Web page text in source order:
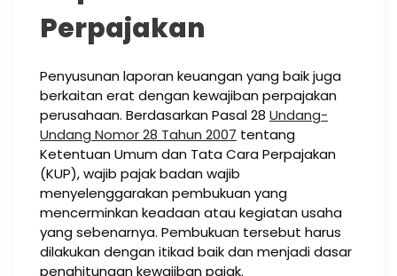
Perpajakan
Penyusunan laporan keuangan yang baik juga
berkaitan erat dengan kewajiban perpajakan
perusahaan. Berdasarkan Pasal 28 Undang-
Undang Nomor 28 Tahun 2007 tentang
Ketentuan Umum dan Tata Cara Perpajakan
(KUP), wajib pajak badan wajib
menyelenggarakan pembukuan yang
mencerminkan keadaan atau kegiatan usaha
yang sebenarnya. Pembukuan tersebut harus
dilakukan dengan itikad baik dan menjadi dasar
penghitungan kewajiban pajak.